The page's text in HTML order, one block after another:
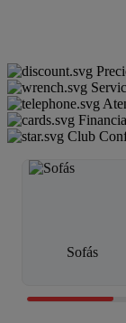
Club
Sofás